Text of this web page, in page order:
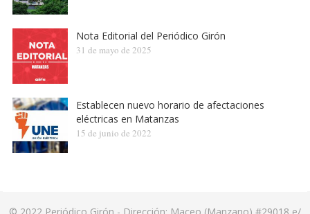
Nota Editorial del Periódico Girón
31 de mayo de 2025
Establecen nuevo horario de afectaciones
eléctricas en Matanzas
15 de junio de 2022